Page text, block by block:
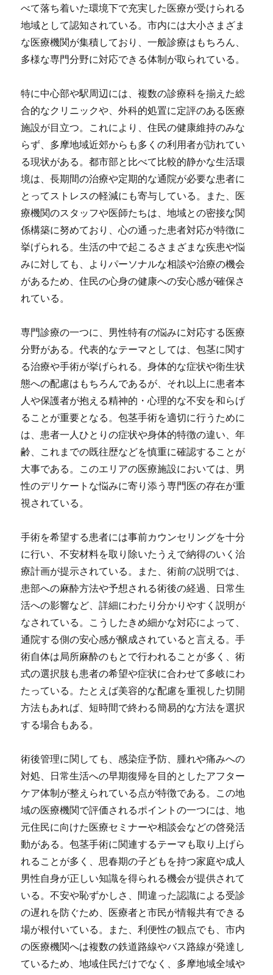
べて落ち着いた環境下で充実した医療が受けられる
地域として認知されている。市内には大小さまざま
な医療機関が集積しており、一般診療はもちろん、
多様な専門分野に対応できる体制が取られている。
特に中心部や駅周辺には、複数の診療科を揃えた総
合的なクリニックや、外科的処置に定評のある医療
施設が目立つ。これにより、住民の健康維持のみな
らず、多摩地域近郊からも多くの利用者が訪れてい
る現状がある。都市部と比べて比較的静かな生活環
境は、長期間の治療や定期的な通院が必要な患者に
とってストレスの軽減にも寄与している。また、医
療機関のスタッフや医師たちは、地域との密接な関
係構築に努めており、心の通った患者対応が特徴に
挙げられる。生活の中で起こるさまざまな疾患や悩
みに対しても、よりパーソナルな相談や治療の機会
があるため、住民の心身の健康への安心感が確保さ
れている。
専門診療の一つに、男性特有の悩みに対応する医療
分野がある。代表的なテーマとしては、包茎に関す
る治療や手術が挙げられる。身体的な症状や衛生状
態への配慮はもちろんであるが、それ以上に患者本
人や保護者が抱える精神的・心理的な不安を和らげ
ることが重要となる。包茎手術を適切に行うために
は、患者一人ひとりの症状や身体的特徴の違い、年
齢、これまでの既往歴などを慎重に確認することが
大事である。このエリアの医療施設においては、男
性のデリケートな悩みに寄り添う専門医の存在が重
視されている。
手術を希望する患者には事前カウンセリングを十分
に行い、不安材料を取り除いたうえで納得のいく治
療計画が提示されている。また、術前の説明では、
患部への麻酔方法や予想される術後の経過、日常生
活への影響など、詳細にわたり分かりやすく説明が
なされている。こうしたきめ細かな対応によって、
通院する側の安心感が醸成されていると言える。手
術自体は局所麻酔のもとで行われることが多く、術
式の選択肢も患者の希望や症状に合わせて多岐にわ
たっている。たとえば美容的な配慮を重視した切開
方法もあれば、短時間で終わる簡易的な方法を選択
する場合もある。
術後管理に関しても、感染症予防、腫れや痛みへの
対処、日常生活への早期復帰を目的としたアフター
ケア体制が整えられている点が特徴である。この地
域の医療機関で評価されるポイントの一つには、地
元住民に向けた医療セミナーや相談会などの啓発活
動がある。包茎手術に関連するテーマも取り上げら
れることが多く、思春期の子どもを持つ家庭や成人
男性自身が正しい知識を得られる機会が提供されて
いる。不安や恥ずかしさ、間違った認識による受診
の遅れを防ぐため、医療者と市民が情報共有できる
場が根付いている。また、利便性の観点でも、市内
の医療機関へは複数の鉄道路線やバス路線が発達し
ているため、地域住民だけでなく、多摩地域全域や